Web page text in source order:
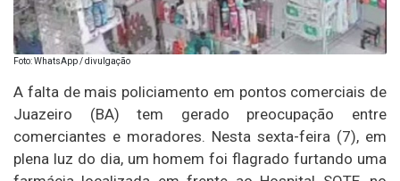
Foto: WhatsApp / divulgação
A falta de mais policiamento em pontos comerciais de
Juazeiro (BA) tem gerado preocupação entre
comerciantes e moradores. Nesta sexta-feira (7), em
plena luz do dia, um homem foi flagrado furtando uma